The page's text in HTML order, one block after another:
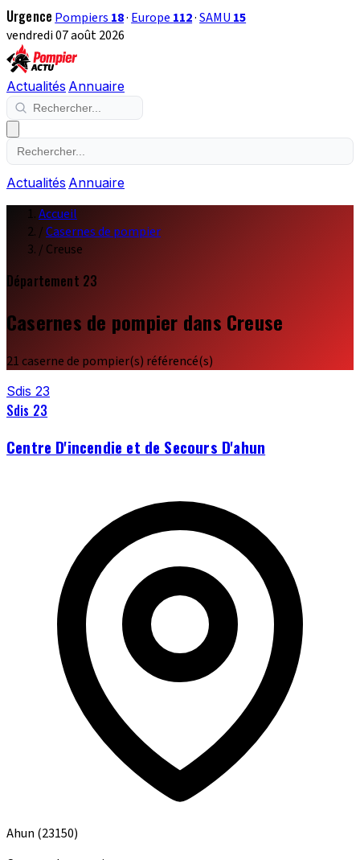
Urgence Pompiers 18· Europe 112·SAMU 15
vendredi 07 août 2026
Actualités Annuaire
Actualités Annuaire
Accueil
/Casernes de pompier
/ Creuse
Département 23
Casernes de pompier dans Creuse
21 caserne de pompier(s) référencé(s)
Sdis 23
Sdis 23
Centre D'incendie et de Secours D'ahun
Ahun (23150)